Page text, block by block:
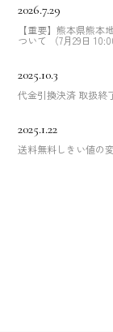
2026.7.29
【重要】熊本県熊
ついて （7月29日
2025.10.3
代金引換決済 取扱終
2025.1.22
送料無料しきい値の